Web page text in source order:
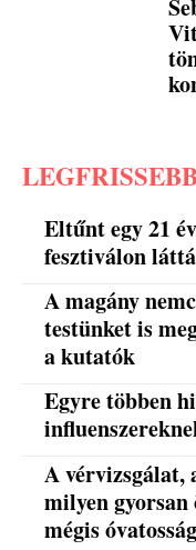
Eltűnt egy 21
fesztiválon
A magány
testünket is
a kutatók
Egyre többen
A vérvizsgálat,
milyen gyorsan
mégis